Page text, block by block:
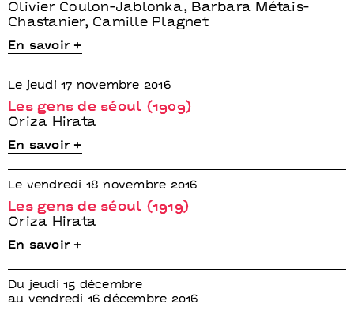
Olivier Coulon-Jablonka, Barbara Métais-
Chastanier, Camille Plagnet
En savoir +
Le jeudi 17 novembre 2016
Les gens de séoul (1909)
Oriza Hirata
En savoir +
Le vendredi 18 novembre 2016
Les gens de séoul (1919)
Oriza Hirata
En savoir +
Du jeudi 15 décembre
au vendredi 16 décembre 2016